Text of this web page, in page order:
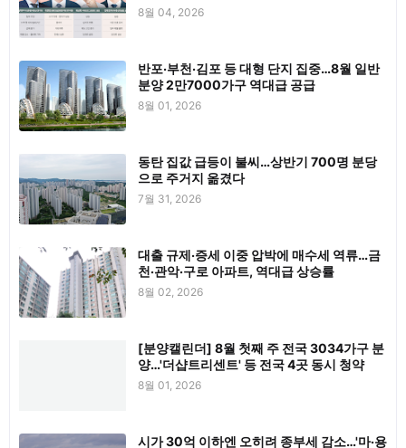
8월 04, 2026
반포·부천·김포 등 대형 단지 집중…8월 일반
분양 2만7000가구 역대급 공급
8월 01, 2026
동탄 집값 급등이 불씨…상반기 700명 분당
으로 주거지 옮겼다
7월 31, 2026
대출 규제·증세 이중 압박에 매수세 역류…금
천·관악·구로 아파트, 역대급 상승률
8월 02, 2026
[분양캘린더] 8월 첫째 주 전국 3034가구 분
양…'더샵트리센트' 등 전국 4곳 동시 청약
8월 01, 2026
시가 30억 이하엔 오히려 종부세 감소…'마·용